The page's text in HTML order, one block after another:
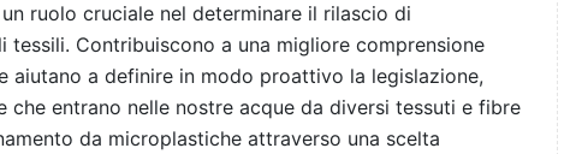
ruolo cruciale nel determinare il rilascio di
Contribuiscono a una migliore comprensione
a definire in modo proattivo la legislazione,
entrano nelle nostre acque da diversi tessuti e fibre
da microplastiche attraverso una scelta